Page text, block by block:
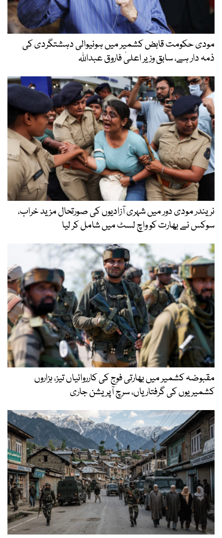
مودی حکومت قابض کشمیر میں ہونیوالی دہشتگردی کی
ذمہ دار ہے، سابق وزیر اعلیٰ فاروق عبداللہ
نریندر مودی دور میں شہری آزادیوں کی صورتحال مزید خراب،
سوکس نے بھارت کو واچ لسٹ میں شامل کر لیا
مقبوضہ کشمیر میں بھارتی فوج کی کارروائیاں تیز، ہزاروں
کشمیریوں کی گرفتاریاں، سرچ آپریشن جاری